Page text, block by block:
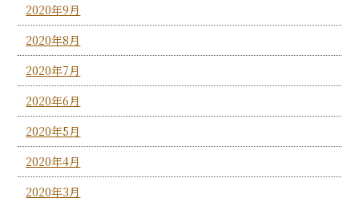
2020年9月
2020年8月
2020年7月
2020年6月
2020年5月
2020年4月
2020年3月